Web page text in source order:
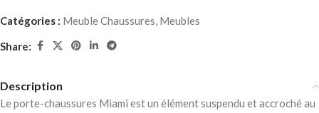
Catégories : Meuble Chaussures, Meubles
Share:
Description
Le porte-chaussures Miami est un élément suspendu et accroché au